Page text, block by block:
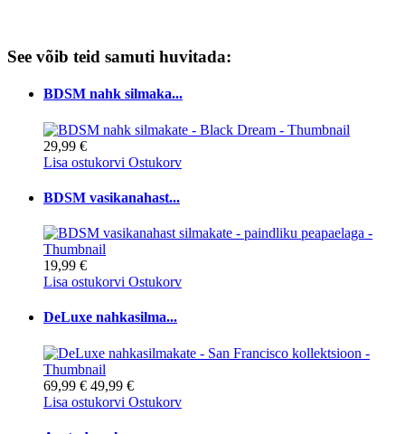
See võib teid samuti huvitada:
BDSM nahk silmaka...
29,99 €
Lisa ostukorvi Ostukorv
BDSM vasikanahast...
19,99 €
Lisa ostukorvi Ostukorv
DeLuxe nahkasilma...
69,99 € 49,99 €
Lisa ostukorvi Ostukorv